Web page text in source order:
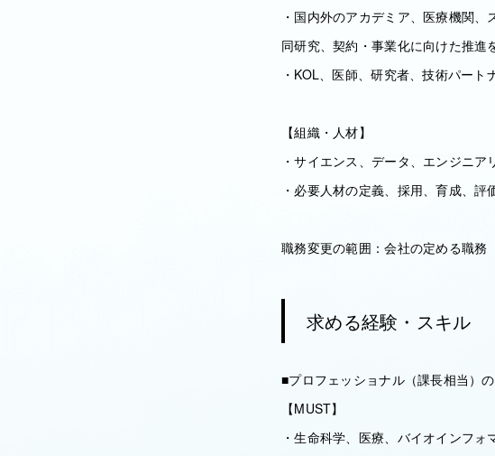
・国内外のアカデミア、医療機関
同研究、契約・事業化に向けた推進
・KOL、医師、研究者、技術パー
【組織・人材】
・サイエンス、データ、エンジニ
・必要人材の定義、採用、育成、
職務変更の範囲：会社の定める職務
求める経験・スキル
■プロフェッショナル（課長相当）
【MUST】
・生命科学、医療、バイオインフ